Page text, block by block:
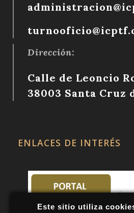
Dirección:
Calle de Leoncio
38003 Santa Cruz
ENLACES DE INTERÉS
Este sitio utiliza